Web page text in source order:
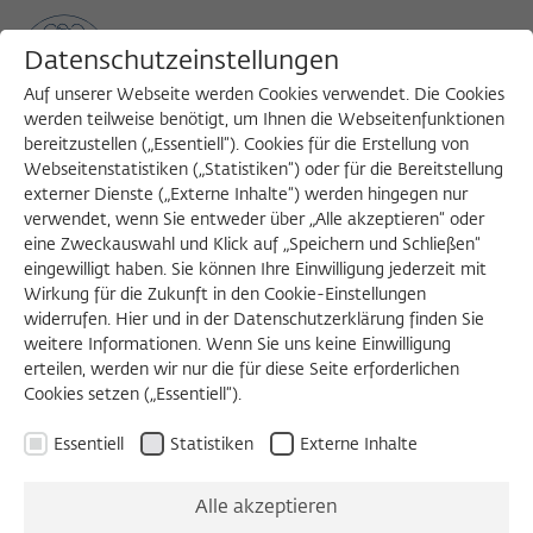
MENU
Search
Datenschutzeinstellungen
Auf unserer Webseite werden Cookies verwendet. Die Cookies
werden teilweise benötigt, um Ihnen die Webseitenfunktionen
bereitzustellen („Essentiell“). Cookies für die Erstellung von
Webseitenstatistiken („Statistiken“) oder für die Bereitstellung
externer Dienste („Externe Inhalte“) werden hingegen nur
verwendet, wenn Sie entweder über „Alle akzeptieren“ oder
eine Zweckauswahl und Klick auf „Speichern und Schließen“
eingewilligt haben. Sie können Ihre Einwilligung jederzeit mit
Wirkung für die Zukunft in den Cookie-Einstellungen
widerrufen. Hier und in der Datenschutzerklärung finden Sie
weitere Informationen. Wenn Sie uns keine Einwilligung
erteilen, werden wir nur die für diese Seite erforderlichen
Cookies setzen („Essentiell“).
Essentiell Statistiken Externe Inhalte
Alle akzeptieren